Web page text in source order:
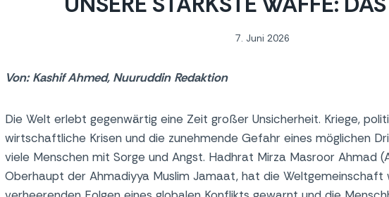
7. Juni 2026
Von: Kashif Ahmed, Nuuruddin Redaktion
Die Welt erlebt gegenwärtig eine Zeit großer Unsicherheit. Kriege,
wirtschaftliche Krisen und die zunehmende Gefahr eines möglichen
viele Menschen mit Sorge und Angst. Hadhrat Mirza Masroor Ahmad
Oberhaupt der Ahmadiyya Muslim Jamaat, hat die Weltgemeinschaft